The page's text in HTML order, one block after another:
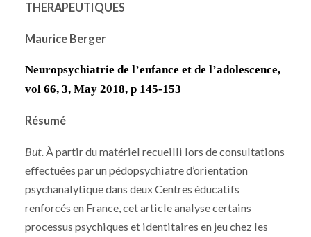
THERAPEUTIQUES
Maurice Berger
Neuropsychiatrie de l’enfance et de l’adolescence,
vol 66, 3, May 2018, p 145-153
Résumé
But.À partir du matériel recueilli lors de consultations
effectuées par un pédopsychiatre d’orientation
psychanalytique dans deux Centres éducatifs
renforcés en France, cet article analyse certains
processus psychiques et identitaires en jeu chez les